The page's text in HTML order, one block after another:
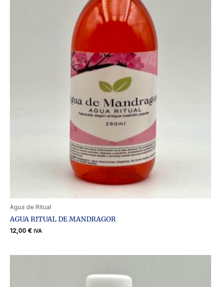
Agua de Ritual
AGUA RITUAL DE MANDRAGOR
12,00 € IVA